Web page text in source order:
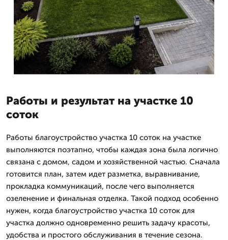
Работы и результат на участке 10
соток
Работы благоустройство участка 10 соток на участке
выполняются поэтапно, чтобы каждая зона была логично
связана с домом, садом и хозяйственной частью. Сначала
готовится план, затем идет разметка, выравнивание,
прокладка коммуникаций, после чего выполняется
озеленение и финальная отделка. Такой подход особенно
нужен, когда благоустройство участка 10 соток для
участка должно одновременно решить задачу красоты,
удобства и простого обслуживания в течение сезона.